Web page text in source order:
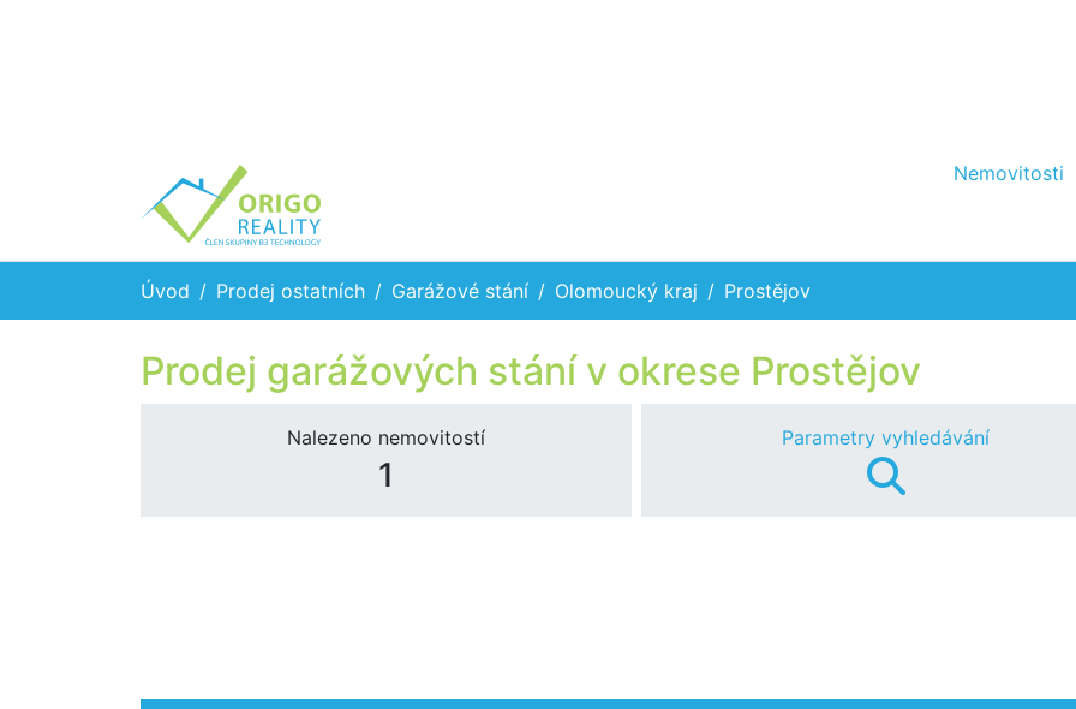
Nemovitosti
Úvod Prodej ostatních Garážové stání Olomoucký kraj Prostějov
Prodej garážových stání v okrese Prostějov
Nalezeno nemovitostí
1
Parametry vyhledávání